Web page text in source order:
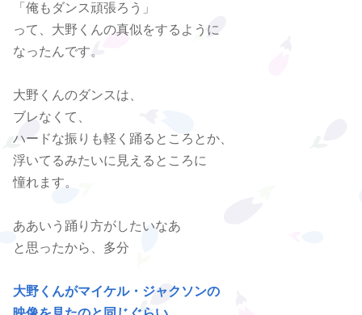
「俺もダンス頑張ろう」
って、大野くんの真似をするように
なったんです。
大野くんのダンスは、
ブレなくて、
ハードな振りも軽く踊るところとか、
浮いてるみたいに見えるところに
憧れます。
ああいう踊り方がしたいなあ
と思ったから、多分
大野くんがマイケル・ジャクソンの